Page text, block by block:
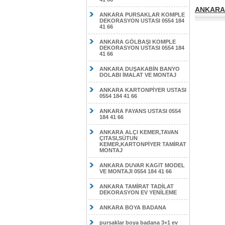
ANKARA PURSAKLAR KOMPLE
DEKORASYON USTASI 0554 184
41 66
ANKARA GÖLBAŞI KOMPLE
DEKORASYON USTASI 0554 184
41 66
ANKARA DUŞAKABİN BANYO
DOLABI İMALAT VE MONTAJ
ANKARA KARTONPİYER USTASI
0554 184 41 66
ANKARA FAYANS USTASI 0554
184 41 66
ANKARA ALÇI KEMER,TAVAN
ÇITASI,SÜTUN
KEMER,KARTONPİYER TAMİRAT
MONTAJ
ANKARA DUVAR KAGIT MODEL
VE MONTAJI 0554 184 41 66
ANKARA TAMİRAT TADİLAT
DEKORASYON EV YENİLEME
ANKARA BOYA BADANA
pursaklar boya badana 3+1 ev